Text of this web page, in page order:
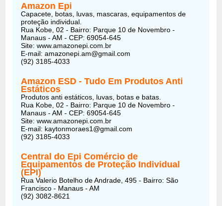
Amazon Epi
Capacete, botas, luvas, mascaras, equipamentos de
proteção individual.
Rua Kobe, 02 - Bairro: Parque 10 de Novembro -
Manaus - AM - CEP: 69054-645
Site: www.amazonepi.com.br
E-mail: amazonepi.am@gmail.com
(92) 3185-4033
Amazon ESD - Tudo Em Produtos Anti
Estáticos
Produtos anti estáticos, luvas, botas e batas.
Rua Kobe, 02 - Bairro: Parque 10 de Novembro -
Manaus - AM - CEP: 69054-645
Site: www.amazonepi.com.br
E-mail: kaytonmoraes1@gmail.com
(92) 3185-4033
Central do Epi Comércio de
Equipamentos de Proteção Individual
(EPI)
Rua Valerio Botelho de Andrade, 495 - Bairro: São
Francisco - Manaus - AM
(92) 3082-8621